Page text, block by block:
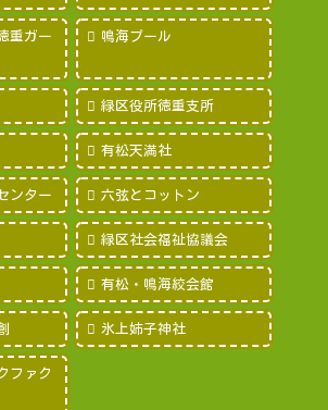
重ガー
鳴海プール
緑区役所徳重支所
有松天満社
ンター 六弦とコットン
緑区社会福祉協議会
有松・鳴海絞会館
氷上姉子神社
ファク